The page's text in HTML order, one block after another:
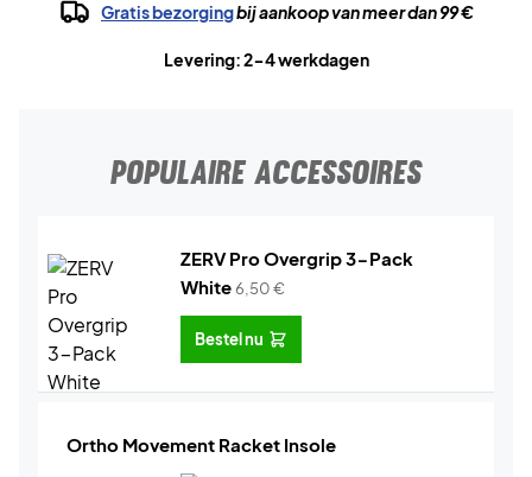
Gratis bezorgingbij aankoop van meer dan 99 €
Levering: 2-4 werkdagen
POPULAIRE ACCESSOIRES
ZERV Pro Overgrip 3-Pack
White6,50€
Bestel nu
Ortho Movement Racket Insole